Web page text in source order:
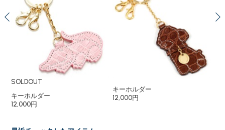
SOLDOUT
キーホルダー
12,000円
キーホルダー
12,000円